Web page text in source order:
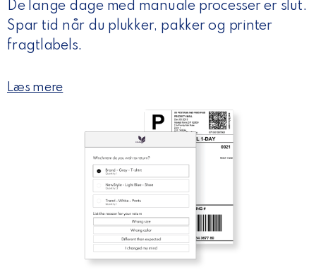
De lange dage med manuale processer er slut.
Spar tid når du plukker, pakker og printer
fragtlabels.
Læs mere